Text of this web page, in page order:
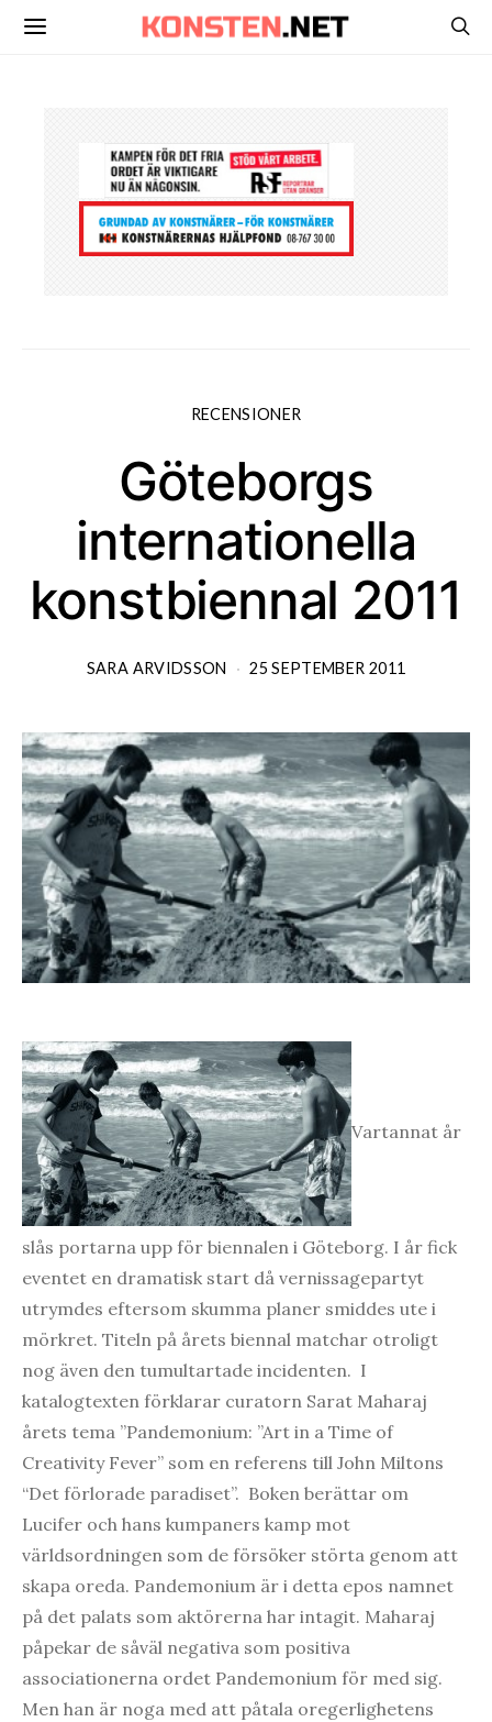
RECENSIONER
Göteborgs
internationella
konstbiennal 2011
SARA ARVIDSSON 25 SEPTEMBER 2011
Vartannat år
slås portarna upp för biennalen i Göteborg. I år fick
eventet en dramatisk start då vernissagepartyt
utrymdes eftersom skumma planer smiddes ute i
mörkret. Titeln på årets biennal matchar otroligt
nog även den tumultartade incidenten. I
katalogtexten förklarar curatorn Sarat Maharaj
årets tema ”Pandemonium: ”Art in a Time of
Creativity Fever” som en referens till John Miltons
“Det förlorade paradiset”. Boken berättar om
Lucifer och hans kumpaners kamp mot
världsordningen som de försöker störta genom att
skapa oreda. Pandemonium är i detta epos namnet
på det palats som aktörerna har intagit. Maharaj
påpekar de såväl negativa som positiva
associationerna ordet Pandemonium för med sig.
Men han är noga med att påtala oregerlighetens